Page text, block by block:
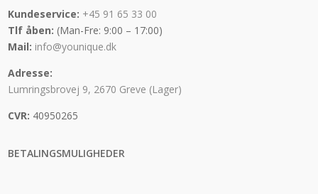
Kundeservice: +45 91 65 33 00
Tlf åben: (Man-Fre: 9:00 – 17:00)
Mail: info@younique.dk
Adresse:
Lumringsbrovej 9, 2670 Greve (Lager)
CVR: 40950265
BETALINGSMULIGHEDER